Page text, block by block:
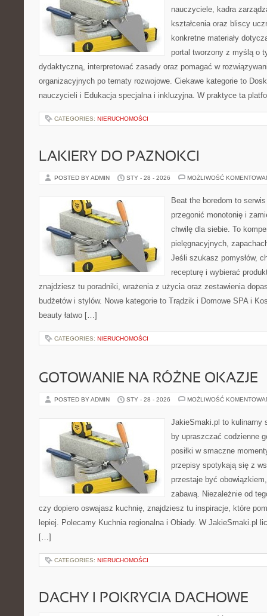
nauczyciele, kadra
kształcenia oraz bliscy
konkretne materiały
portal tworzony z myślą o
dydaktyczną, interpretować zasady oraz pomagać w
organizacyjnych po tematy rozwojowe. Ciekawe kategorie to
nauczycieli i Edukacja specjalna i inkluzyjna. W praktyce ta
CATEGORIES: NIERUCHOMOŚCI
LAKIERY DO PAZNOKCI
POSTED BY ADMIN STY - 28 - 2026 MOŻLIWOŚĆ
Beat the boredom to
przegonić monotonię i
chwilę dla siebie. To
pielęgnacyjnych,
Jeśli szukasz pomysłów,
recepturę i wybierać
znajdziesz tu poradniki, wrażenia z użycia oraz zestawienia
budżetów i stylów. Nowe kategorie to Trądzik i Domowe SPA i
beauty łatwo […]
CATEGORIES: NIERUCHOMOŚCI
GOTOWANIE NA RÓŻNE OKAZJE
POSTED BY ADMIN STY - 28 - 2026 MOŻLIWOŚĆ
JakieSmaki.pl to kulinarny
by upraszczać codzienne
posiłki w smaczne
przepisy spotykają się z
przestaje być
zabawą. Niezależnie od
czy dopiero oswajasz kuchnię, znajdziesz tu inspiracje, które
lepiej. Polecamy Kuchnia regionalna i Obiady. W JakieSmaki.pl
[…]
CATEGORIES: NIERUCHOMOŚCI
DACHY I POKRYCIA DACHOWE